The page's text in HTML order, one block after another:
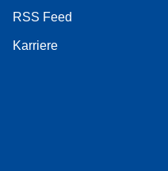
RSS Feed
Karriere